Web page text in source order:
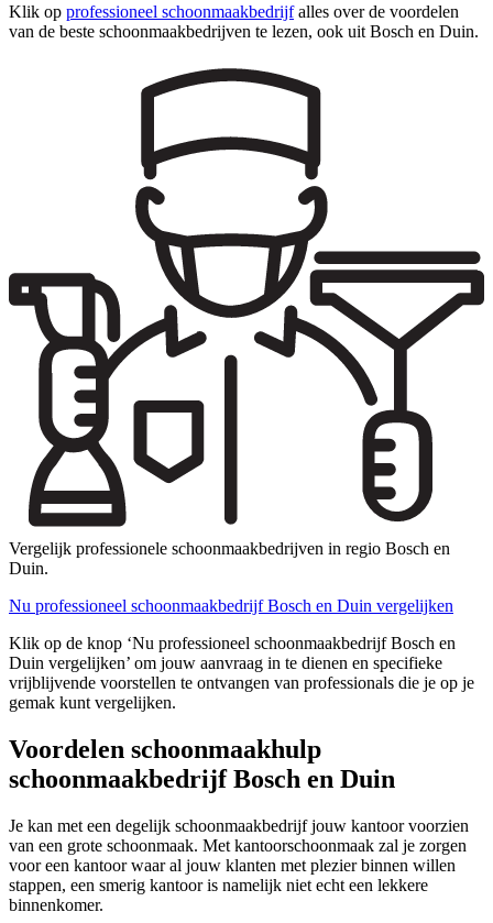
Klik op professioneel schoonmaakbedrijfalles over de voordelen
van de beste schoonmaakbedrijven te lezen, ook uit Bosch en Duin.
Vergelijk professionele schoonmaakbedrijven in regio Bosch en
Duin.
Nu professioneel schoonmaakbedrijf Bosch en Duin vergelijken
Klik op de knop ‘Nu professioneel schoonmaakbedrijf Bosch en
Duin vergelijken’ om jouw aanvraag in te dienen en specifieke
vrijblijvende voorstellen te ontvangen van professionals die je op je
gemak kunt vergelijken.
Voordelen schoonmaakhulp
schoonmaakbedrijf Bosch en Duin
Je kan met een degelijk schoonmaakbedrijf jouw kantoor voorzien
van een grote schoonmaak. Met kantoorschoonmaak zal je zorgen
voor een kantoor waar al jouw klanten met plezier binnen willen
stappen, een smerig kantoor is namelijk niet echt een lekkere
binnenkomer.